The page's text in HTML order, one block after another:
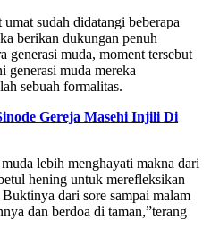
sudah didatangi beberapa
berikan dukungan penuh
generasi muda, moment tersebut
generasi muda mereka
sebuah formalitas.
Gereja Masehi Injili Di
lebih menghayati makna dari
hening untuk merefleksikan
dari sore sampai malam
dan berdoa di taman,”terang